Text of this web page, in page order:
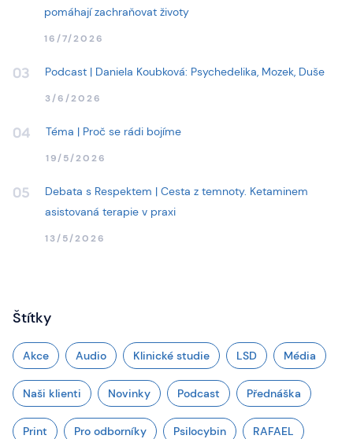
pomáhají zachraňovat životy
16/7/2026
03 Podcast | Daniela Koubková: Psychedelika, Mozek, Duše
3/6/2026
04 Téma | Proč se rádi bojíme
19/5/2026
05
Debata s Respektem | Cesta z temnoty. Ketaminem
asistovaná terapie v praxi
13/5/2026
Štítky
Akce Audio Klinické studie LSD Média
Naši klienti Novinky Podcast Přednáška
Print Pro odborníky Psilocybin RAFAEL